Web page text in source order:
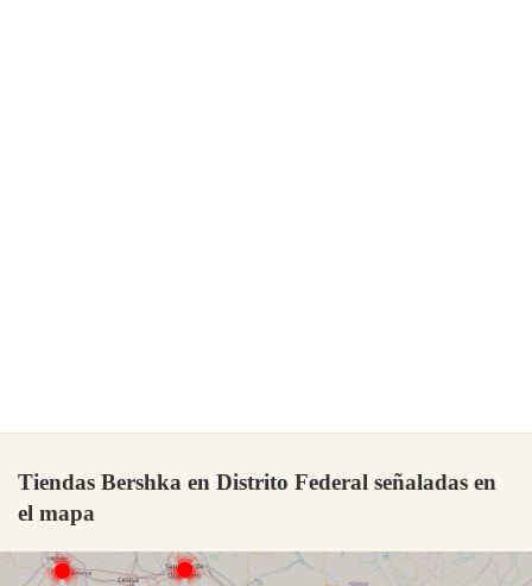
Tiendas Bershka en Distrito Federal señaladas en
el mapa